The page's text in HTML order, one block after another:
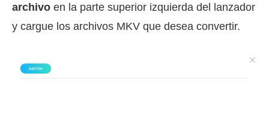
archivo en la parte superior izquierda del lanzador
y cargue los archivos MKV que desea convertir.